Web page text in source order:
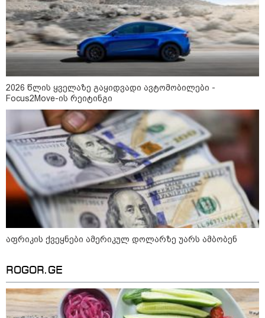
2026 წლის ყველაზე გაყიდვადი
ავტომობილები - Focus2Move-ის
აფრიკის ქვეყნები ამერიკულ
დოლარზე უარს ამბობენ
პოლიტიკა
2026 წლის ყველაზე გაყიდვადი ავტომობილები -
Focus2Move-ის რეიტინგი
აფრიკის ქვეყნები ამერიკულ დოლარზე უარს ამბობენ
ROGOR.GE